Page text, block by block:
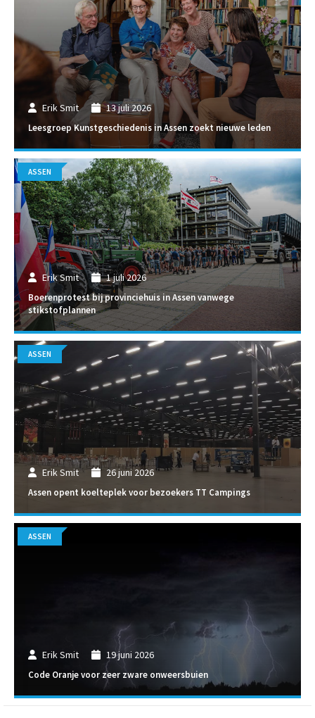
Erik Smit 13 juli 2026
Leesgroep Kunstgeschiedenis in Assen zoekt nieuwe leden
Erik Smit 1 juli 2026
Boerenprotest bij provinciehuis in Assen vanwege
stikstofplannen
ASSEN
Erik Smit 26 juni 2026
Assen opent koelteplek voor bezoekers TT Campings
ASSEN
Erik Smit 19 juni 2026
Code Oranje voor zeer zware onweersbuien
ASSEN